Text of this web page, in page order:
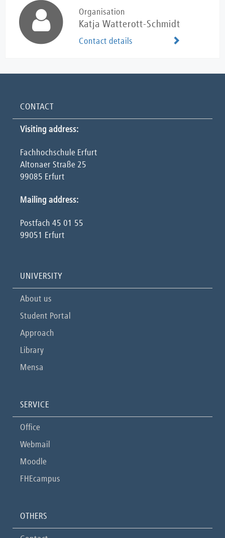
Organisation
Katja Watterott-Schmidt
Contact details
CONTACT
Visiting address:
Fachhochschule Erfurt
Altonaer Straße 25
99085 Erfurt
Mailing address:
Postfach 45 01 55
99051 Erfurt
UNIVERSITY
About us
Student Portal
Approach
Library
Mensa
SERVICE
Office
Webmail
Moodle
FHEcampus
OTHERS